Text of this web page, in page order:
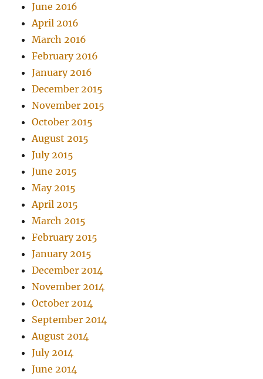
June 2016
April 2016
March 2016
February 2016
January 2016
December 2015
November 2015
October 2015
August 2015
July 2015
June 2015
May 2015
April 2015
March 2015
February 2015
January 2015
December 2014
November 2014
October 2014
September 2014
August 2014
July 2014
June 2014